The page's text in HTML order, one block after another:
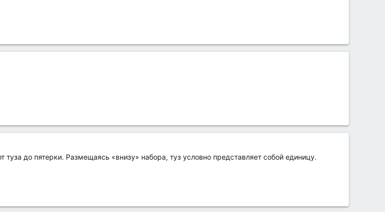
до пятерки. Размещаясь «внизу» набора, туз условно представляет собой единицу.